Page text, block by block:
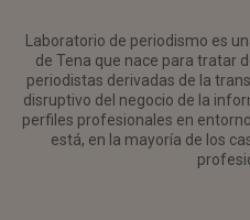
Laboratorio de periodismo es
de Tena que nace para tratar
periodistas derivadas de la
disruptivo del negocio de la
perfiles profesionales en
está, en la mayoría de los